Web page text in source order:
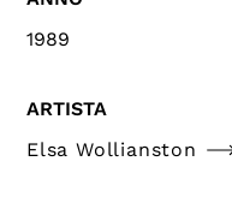
1989
ARTISTA
Elsa Wollianston